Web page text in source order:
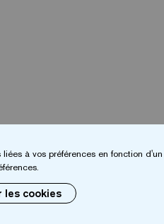
à vos préférences en fonction
les cookies